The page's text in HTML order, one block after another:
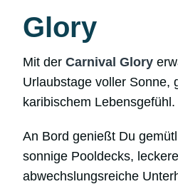
Glory
Mit derCarnival Glory
Urlaubstage voller Sonne,
karibischem Lebensgefühl.
An Bord genießt Du
sonnige Pooldecks,
abwechslungsreiche